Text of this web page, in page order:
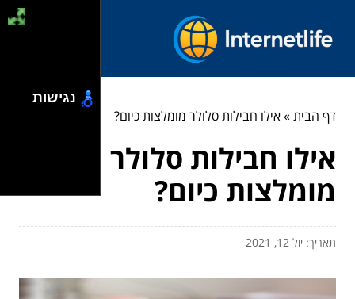
דף הבית»אילו חבילות סלולר מומלצות כיום?
אילו חבילות סלולר
מומלצות כיום?
תאריך: יול 12, 2021
נגישות